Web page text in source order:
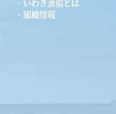
いわき漁協とは
組織情報